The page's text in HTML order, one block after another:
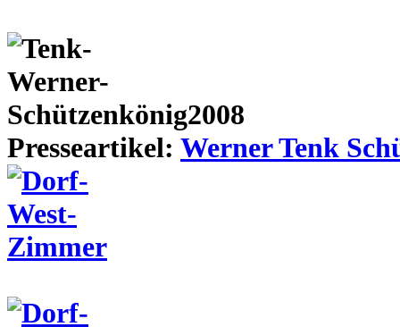
Presseartikel: Werner Tenk